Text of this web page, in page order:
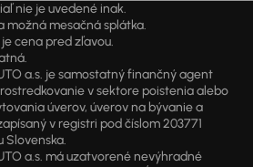
nie je uvedené inak.
možná mesačná splátka.
je cena pred zľavou.
a.s. je samostatný finančný agent
v sektore poistenia alebo
úverov, úverov na bývanie a
v registri pod číslom 203771
Slovenska.
a.s. má uzatvorené nevýhradné